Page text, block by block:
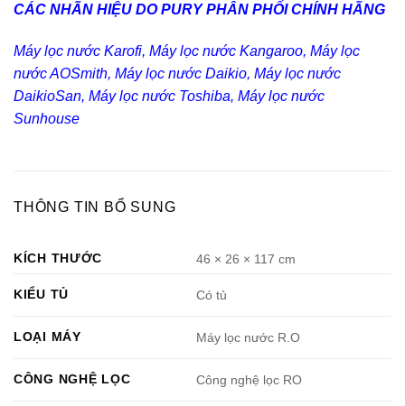
CÁC NHÃN HIỆU DO PURY PHÂN PHỐI CHÍNH HÃNG
Máy lọc nước Karofi, Máy lọc nước Kangaroo, Máy lọc
nước AOSmith, Máy lọc nước Daikio, Máy lọc nước
DaikioSan, Máy lọc nước Toshiba, Máy lọc nước
Sunhouse
THÔNG TIN BỔ SUNG
KÍCH THƯỚC 46 × 26 × 117 cm
KIỂU TỦ Có tủ
LOẠI MÁY Máy lọc nước R.O
CÔNG NGHỆ LỌC Công nghệ lọc RO